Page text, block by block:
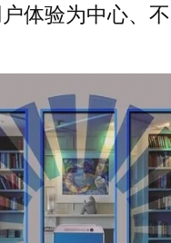
体验为中心、